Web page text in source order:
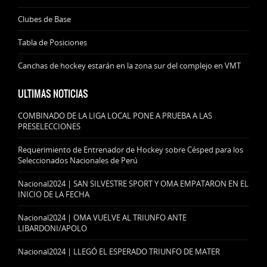
Clubes de Base
Tabla de Posiciones
Canchas de hockey estarán en la zona sur del complejo en VMT
ULTIMAS NOTICIAS
COMBINADO DE LA LIGA LOCAL PONE A PRUEBA A LAS
PRESELECCIONES
Requerimiento de Entrenador de Hockey sobre Césped para los
Seleccionados Nacionales de Perú
Nacional2024 | SAN SILVESTRE SPORT Y OMA EMPATARON EN EL
INICIO DE LA FECHA
Nacional2024 | OMA VUELVE AL TRIUNFO ANTE
LIBARDONI/APOLO
Nacional2024 | LLEGÓ EL ESPERADO TRIUNFO DE MATER